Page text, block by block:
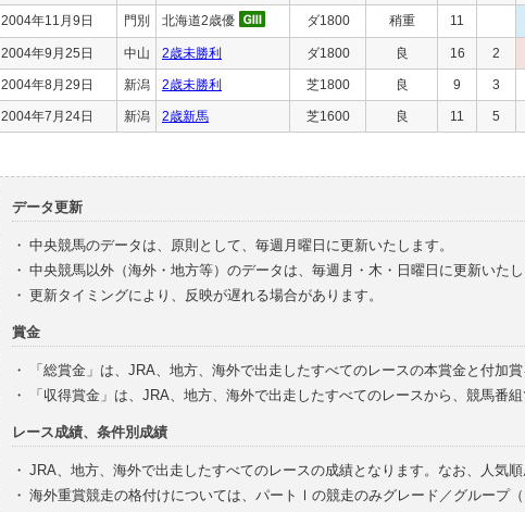
2004年11月9日 門別 北海道2歳優 ダ1800 稍重 11
2004年9月25日 中山 2歳未勝利 ダ1800 良 16 2
2004年8月29日 新潟 2歳未勝利 芝1800 良 9 3
2004年7月24日 新潟 2歳新馬 芝1600 良 11 5
データ更新
・ 中央競馬のデータは、原則として、毎週月曜日に更新いたします。
・ 中央競馬以外（海外・地方等）のデータは、毎週月・木・日曜日に更新いたし
・ 更新タイミングにより、反映が遅れる場合があります。
賞金
・
「総賞金」は、JRA、地方、海外で出走したすべてのレースの本賞金と付加賞
・
「収得賞金」は、JRA、地方、海外で出走したすべてのレースから、競馬番
レース成績、条件別成績
・ JRA、地方、海外で出走したすべてのレースの成績となります。なお、人気
・ 海外重賞競走の格付けについては、パートⅠの競走のみグレード／グループ（